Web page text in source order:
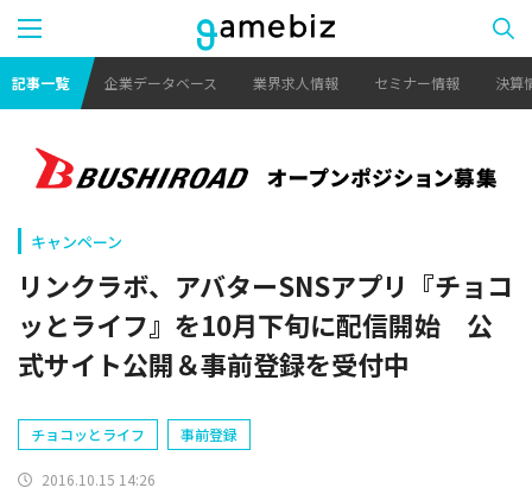
記事一覧 企業データベース 業界求人情報 セミナー情報 決算
キャンペーン
リンクラボ、アバターSNSアプリ『チョコ
ッとライフ』を10月下旬に配信開始 公
式サイト公開＆事前登録を受付中
チョコッとライフ 事前登録
2016.10.15 14:26